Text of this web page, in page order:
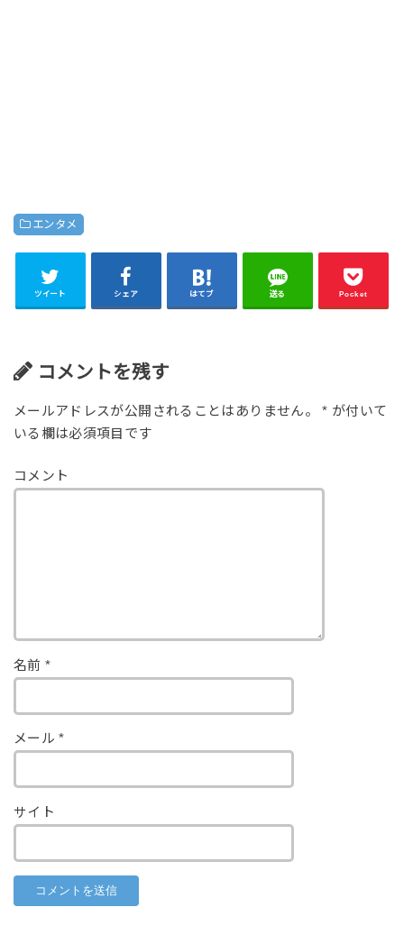
エンタメ
ツイート シェア はてブ 送る Pocket
コメントを残す
メールアドレスが公開されることはありません。 * が付いて
いる欄は必須項目です
コメント
名前 *
メール*
サイト